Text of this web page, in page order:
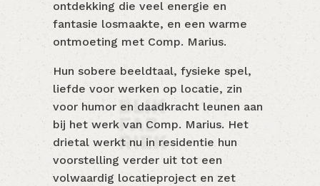
ontdekking die veel energie en
fantasie losmaakte, en een warme
ontmoeting met Comp. Marius.
Hun sobere beeldtaal, fysieke spel,
liefde voor werken op locatie, zin
voor humor en daadkracht leunen aan
bij het werk van Comp. Marius. Het
drietal werkt nu in residentie hun
voorstelling verder uit tot een
volwaardig locatieproject en zet